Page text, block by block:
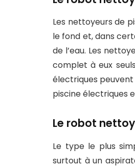
Les nettoyeurs de
le fond et, dans
de l’eau. Les
complet à eux
électriques
piscine électriques
Le robot
Le type le plus
surtout à un